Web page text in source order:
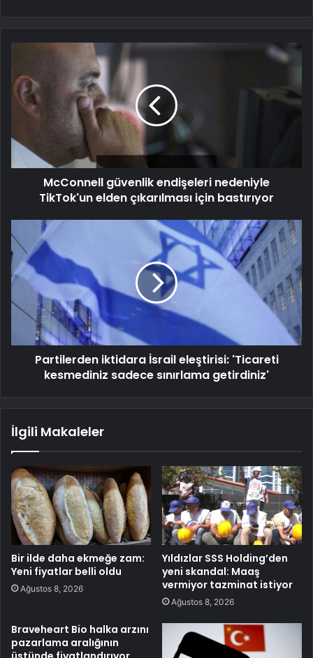
McConnell güvenlik endişeleri nedeniyle
TikTok'un elden çıkarılması için bastırıyor
Partilerden iktidara İsrail eleştirisi: 'Ticareti
kesmediniz sadece sınırlama getirdiniz'
İlgili Makaleler
Bir ilde daha ekmeğe zam:
Yeni fiyatlar belli oldu
Ağustos 8, 2026
Yıldızlar SSS Holding’den
yeni skandal: Maaş
vermiyor tazminat istiyor
Ağustos 8, 2026
Braveheart Bio halka arzını
pazarlama aralığının